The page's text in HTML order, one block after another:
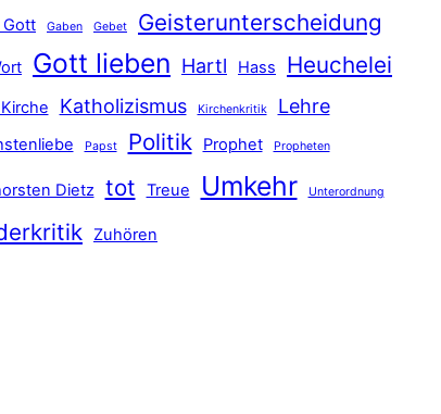
Gott Gaben Gebet Geisterunterscheidung
Gott lieben Hartl Hass Heuchelei
Katholizismus Kirchenkritik Lehre
Papst Politik Prophet Propheten
Dietz tot Treue Umkehr Unterordnung
Zuhören